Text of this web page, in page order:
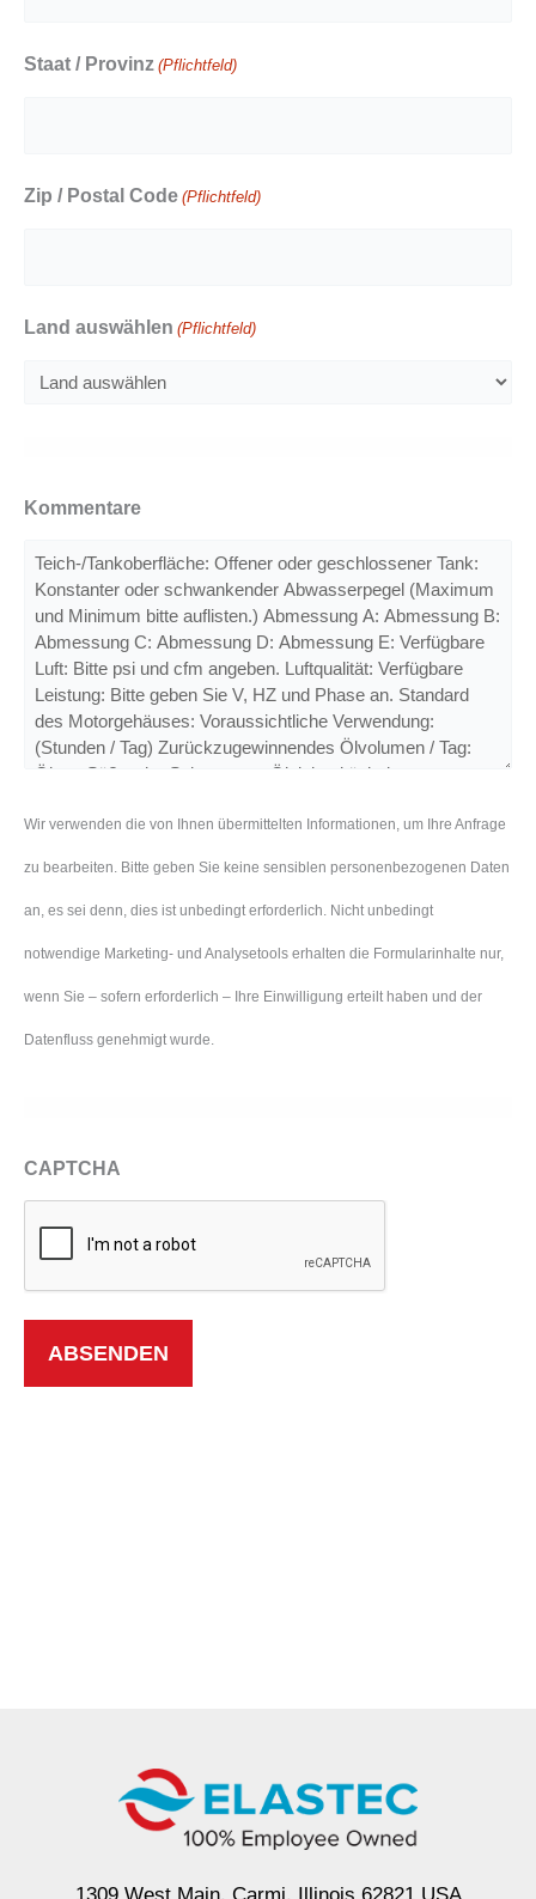
Staat / Provinz (Pflichtfeld)
Zip / Postal Code (Pflichtfeld)
Land auswählen (Pflichtfeld)
Kommentare
Wir verwenden die von Ihnen übermittelten Informationen, um Ihre Anfrage
zu bearbeiten. Bitte geben Sie keine sensiblen personenbezogenen Daten
an, es sei denn, dies ist unbedingt erforderlich. Nicht unbedingt
notwendige Marketing- und Analysetools erhalten die Formularinhalte nur,
wenn Sie – sofern erforderlich – Ihre Einwilligung erteilt haben und der
Datenfluss genehmigt wurde.
CAPTCHA